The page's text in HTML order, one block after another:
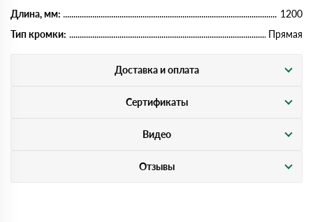
Длина, мм:
1200
Тип кромки:
Прямая
Доставка и оплата
Сертификаты
Видео
Отзывы